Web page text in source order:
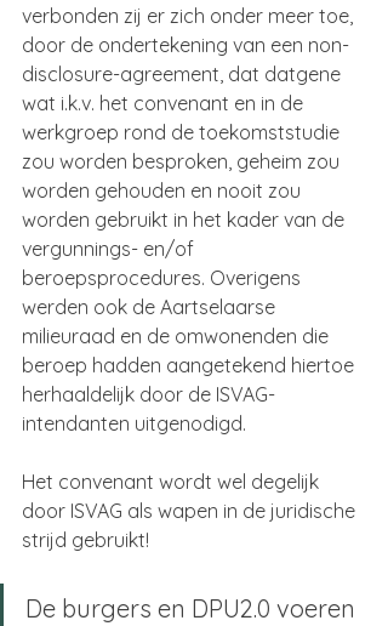
verbonden zij er zich onder meer toe,
door de ondertekening van een non-
disclosure-agreement, dat datgene
wat i.k.v. het convenant en in de
werkgroep rond de toekomststudie
zou worden besproken, geheim zou
worden gehouden en nooit zou
worden gebruikt in het kader van de
vergunnings- en/of
beroepsprocedures. Overigens
werden ook de Aartselaarse
milieuraad en de omwonenden die
beroep hadden aangetekend hiertoe
herhaaldelijk door de ISVAG-
intendanten uitgenodigd.
Het convenant wordt wel degelijk
door ISVAG als wapen in de juridische
strijd gebruikt!
De burgers en DPU2.0 voeren